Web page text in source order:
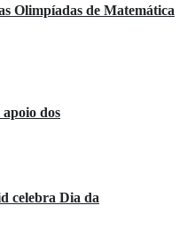
Olimpíadas de Matemática
dos
celebra Dia da